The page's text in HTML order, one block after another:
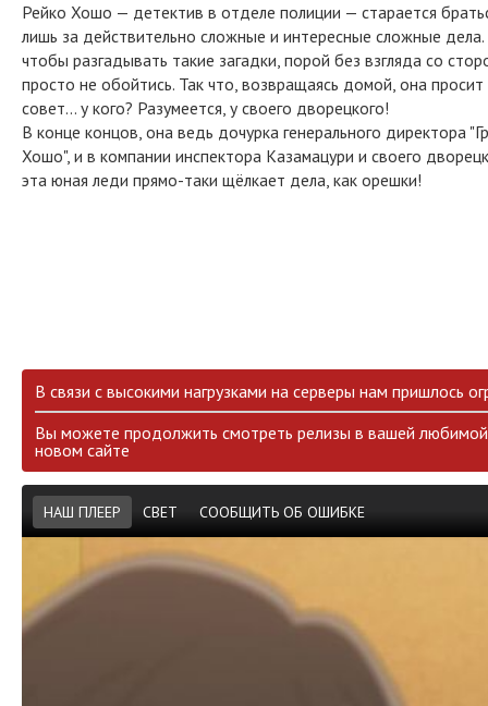
Рейко Хошо — детектив в отделе полиции — старается
лишь за действительно сложные и интересные сложные
чтобы разгадывать такие загадки, порой без взгляда со
просто не обойтись. Так что, возвращаясь домой, она просит
совет... у кого? Разумеется, у своего дворецкого!
В конце концов, она ведь дочурка генерального директора
Хошо", и в компании инспектора Казамацури и своего
эта юная леди прямо-таки щёлкает дела, как орешки!
В связи с высокими нагрузками на серверы нам пришлось
Вы можете продолжить смотреть релизы в вашей
новом сайте
НАШ ПЛЕЕР СВЕТ СООБЩИТЬ ОБ ОШИБКЕ